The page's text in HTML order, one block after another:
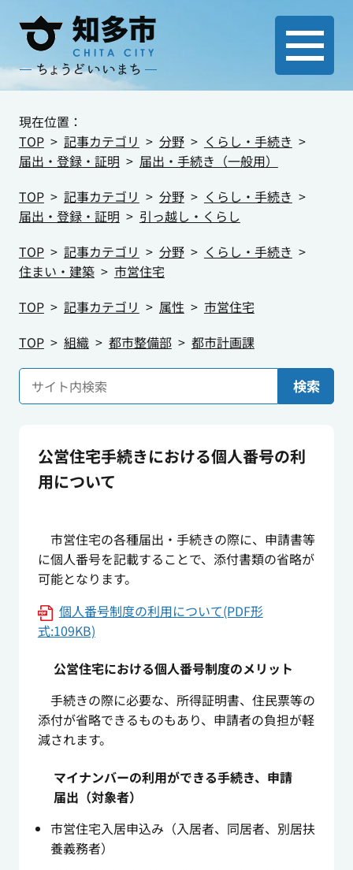
現在位置：
TOP
記事カテゴリ 分野
くらし・手続き
届出・登録・証明
届出・手続き（一般用）
TOP
記事カテゴリ 分野
くらし・手続き
届出・登録・証明
引っ越し・くらし
TOP
記事カテゴリ 分野
くらし・手続き
住まい・建築
市営住宅
TOP
記事カテゴリ 属性
市営住宅
TOP
組織 都市整備部 都市計画課
検索
公営住宅手続きにおける個人番号の利
用について
市営住宅の各種届出・手続きの際に、申請書等
に個人番号を記載することで、添付書類の省略が
可能となります。
個人番号制度の利用について(PDF形
式:109KB)
公営住宅における個人番号制度のメリット
手続きの際に必要な、所得証明書、住民票等の
添付が省略できるものもあり、申請者の負担が軽
減されます。
マイナンバーの利用ができる手続き、申請
届出（対象者）
市営住宅入居申込み（入居者、同居者、別居扶
養義務者）